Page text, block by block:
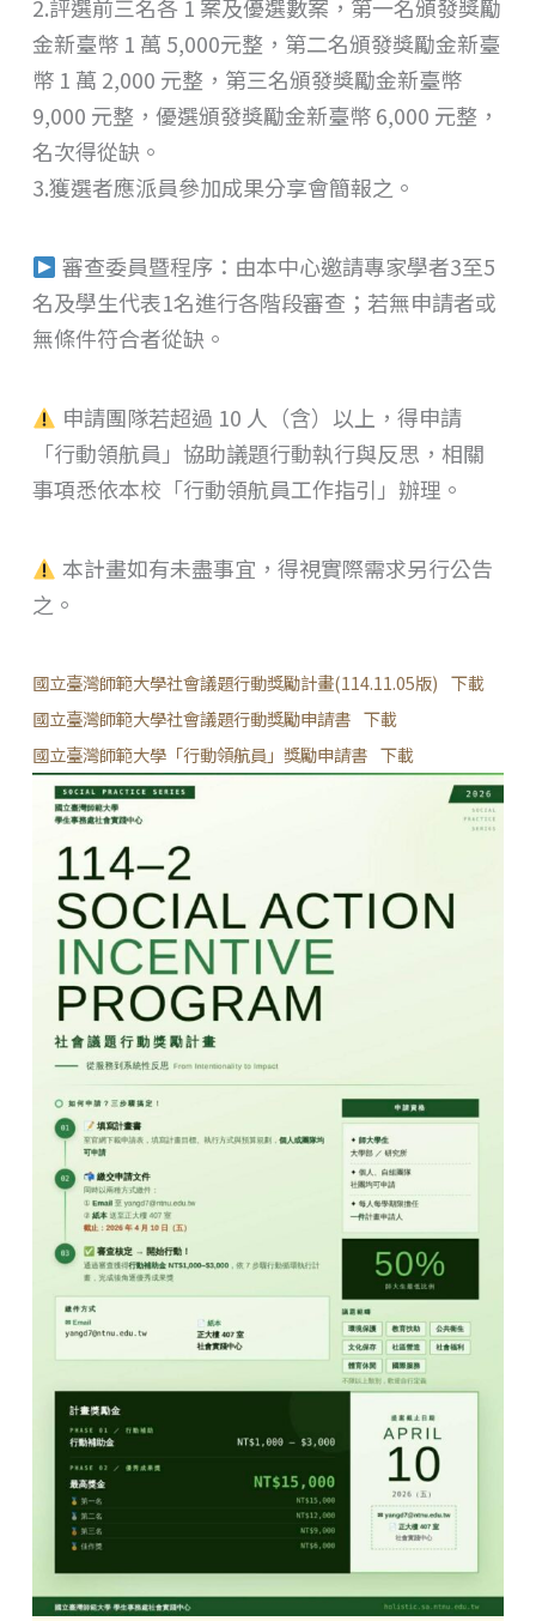
2.評選前三名各 1 案及優選數案，第一名頒發獎勵
金新臺幣 1 萬 5,000元整，第二名頒發獎勵金新臺
幣 1 萬 2,000 元整，第三名頒發獎勵金新臺幣
9,000 元整，優選頒發獎勵金新臺幣 6,000 元整，
名次得從缺。
3.獲選者應派員參加成果分享會簡報之。
審查委員暨程序：由本中心邀請專家學者3至5
名及學生代表1名進行各階段審查；若無申請者或
無條件符合者從缺。
申請團隊若超過 10 人（含）以上，得申請
「行動領航員」協助議題行動執行與反思，相關
事項悉依本校「行動領航員工作指引」辦理。
本計畫如有未盡事宜，得視實際需求另行公告
之。
國立臺灣師範大學社會議題行動獎勵計畫(114.11.05版) 下載
國立臺灣師範大學社會議題行動獎勵申請書 下載
國立臺灣師範大學「行動領航員」獎勵申請書 下載